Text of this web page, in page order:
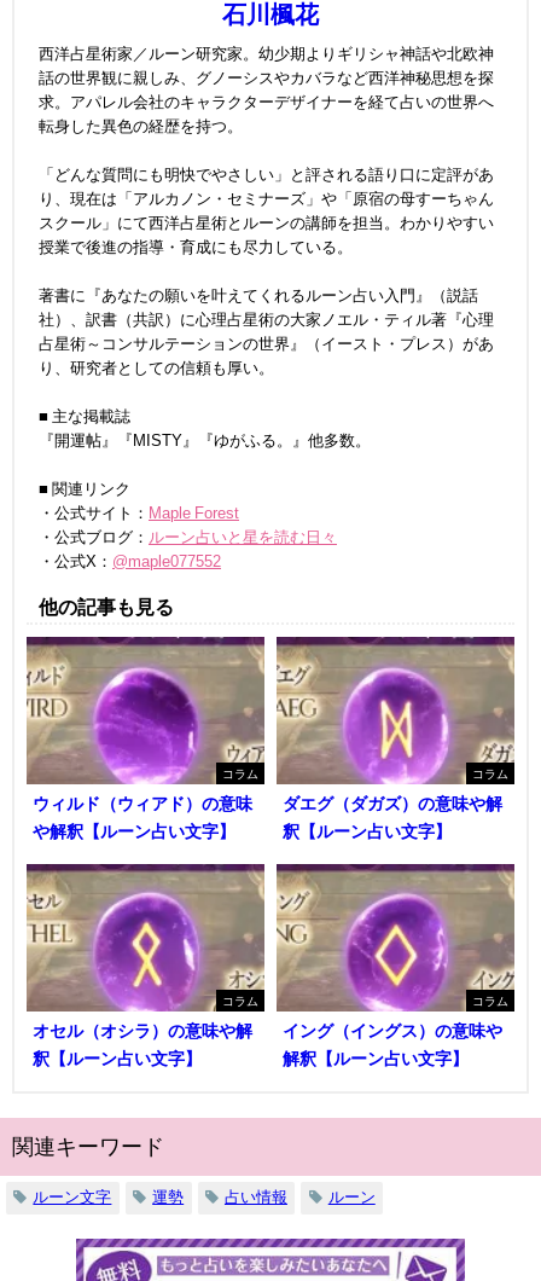
石川楓花
西洋占星術家／ルーン研究家。幼少期よりギリシャ神話や北欧神
話の世界観に親しみ、グノーシスやカバラなど西洋神秘思想を探
求。アパレル会社のキャラクターデザイナーを経て占いの世界へ
転身した異色の経歴を持つ。
「どんな質問にも明快でやさしい」と評される語り口に定評があ
り、現在は「アルカノン・セミナーズ」や「原宿の母すーちゃん
スクール」にて西洋占星術とルーンの講師を担当。わかりやすい
授業で後進の指導・育成にも尽力している。
著書に『あなたの願いを叶えてくれるルーン占い入門』（説話
社）、訳書（共訳）に心理占星術の大家ノエル・ティル著『心理
占星術～コンサルテーションの世界』（イースト・プレス）があ
り、研究者としての信頼も厚い。
■ 主な掲載誌
『開運帖』『MISTY』『ゆがふる。』他多数。
■ 関連リンク
・公式サイト： Maple Forest
・公式ブログ： ルーン占いと星を読む日々
・公式X： @maple077552
他の記事も見る
コラム
ウィルド（ウィアド）の意味
や解釈【ルーン占い文字】
コラム
ダエグ（ダガズ）の意味や解
釈【ルーン占い文字】
コラム
オセル（オシラ）の意味や解
釈【ルーン占い文字】
コラム
イング（イングス）の意味や
解釈【ルーン占い文字】
関連キーワード
ルーン文字 運勢 占い情報 ルーン